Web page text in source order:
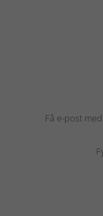
Få e-post